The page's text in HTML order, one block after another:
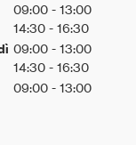
09:00 - 13:00
14:30 - 16:30
09:00 - 13:00
14:30 - 16:30
09:00 - 13:00